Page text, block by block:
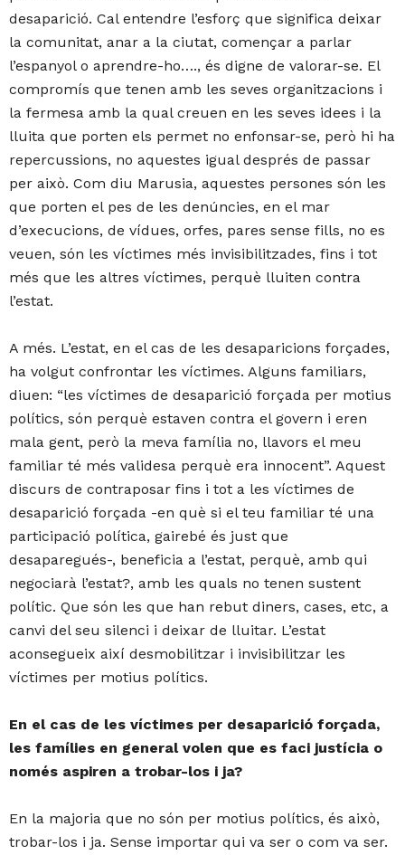
desaparició. Cal entendre l’esforç que significa deixar
la comunitat, anar a la ciutat, començar a parlar
l’espanyol o aprendre-ho…., és digne de valorar-se. El
compromís que tenen amb les seves organitzacions i
la fermesa amb la qual creuen en les seves idees i la
lluita que porten els permet no enfonsar-se, però hi ha
repercussions, no aquestes igual després de passar
per això. Com diu Marusia, aquestes persones són les
que porten el pes de les denúncies, en el mar
d’execucions, de vídues, orfes, pares sense fills, no es
veuen, són les víctimes més invisibilitzades, fins i tot
més que les altres víctimes, perquè lluiten contra
l’estat.
A més. L’estat, en el cas de les desaparicions forçades,
ha volgut confrontar les víctimes. Alguns familiars,
diuen: “les víctimes de desaparició forçada per motius
polítics, són perquè estaven contra el govern i eren
mala gent, però la meva família no, llavors el meu
familiar té més validesa perquè era innocent”. Aquest
discurs de contraposar fins i tot a les víctimes de
desaparició forçada -en què si el teu familiar té una
participació política, gairebé és just que
desaparegués-, beneficia a l’estat, perquè, amb qui
negociarà l’estat?, amb les quals no tenen sustent
polític. Que són les que han rebut diners, cases, etc, a
canvi del seu silenci i deixar de lluitar. L’estat
aconsegueix així desmobilitzar i invisibilitzar les
víctimes per motius polítics.
En el cas de les víctimes per desaparició forçada,
les famílies en general volen que es faci justícia o
només aspiren a trobar-los i ja?
En la majoria que no són per motius polítics, és això,
trobar-los i ja. Sense importar qui va ser o com va ser.